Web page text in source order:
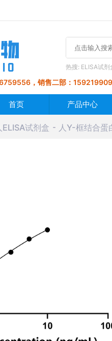
热搜: ELISA试剂
，销售二部：
首页 产品中心
ELISA试剂盒 人Y-框结合蛋